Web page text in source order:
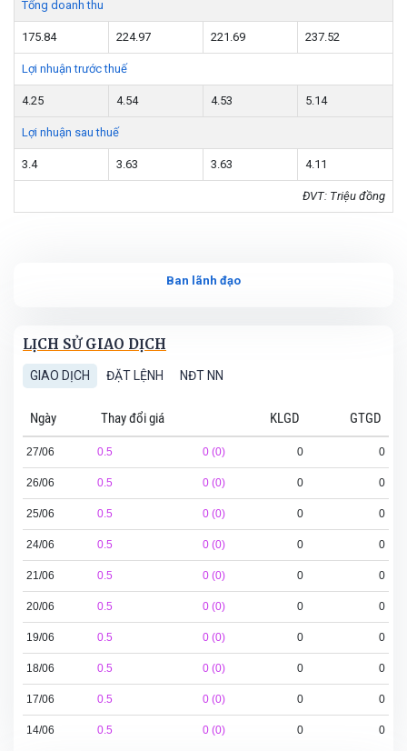
Tổng doanh thu
175.84 224.97 221.69 237.52
Lợi nhuận trước thuế
4.25 4.54 4.53 5.14
Lợi nhuận sau thuế
3.4 3.63 3.63 4.11
ĐVT: Triệu đồng
Ban lãnh đạo
LỊCH SỬ GIAO DỊCH
GIAO DỊCH ĐẶT LỆNH NĐT NN
Ngày Thay đổi giá KLGD GTGD
27/06 0.5 0 (0) 0 0
26/06 0.5 0 (0) 0 0
25/06 0.5 0 (0) 0 0
24/06 0.5 0 (0) 0 0
21/06 0.5 0 (0) 0 0
20/06 0.5 0 (0) 0 0
19/06 0.5 0 (0) 0 0
18/06 0.5 0 (0) 0 0
17/06 0.5 0 (0) 0 0
14/06 0.5 0 (0) 0 0